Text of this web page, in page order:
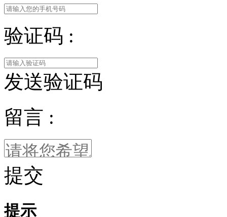
验证码 :
发送验证码
留言 :
提交
提示